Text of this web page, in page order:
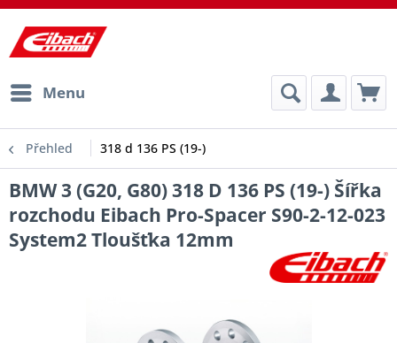
Menu
Přehled 318 d 136 PS (19-)
BMW 3 (G20, G80) 318 D 136 PS (19-) Šířka
rozchodu Eibach Pro-Spacer S90-2-12-023
System2 Tloušťka 12mm